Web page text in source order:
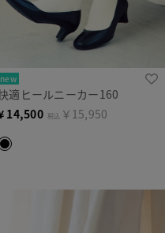
new
適ヒールニーカー160
14,500 税込 ￥15,950